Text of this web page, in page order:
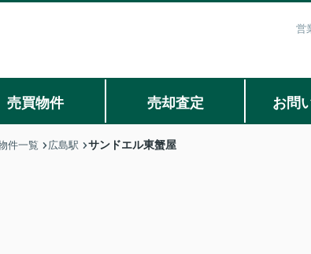
営
売買物件 売却査定 お問
件一覧 広島駅 サンドエル東蟹屋